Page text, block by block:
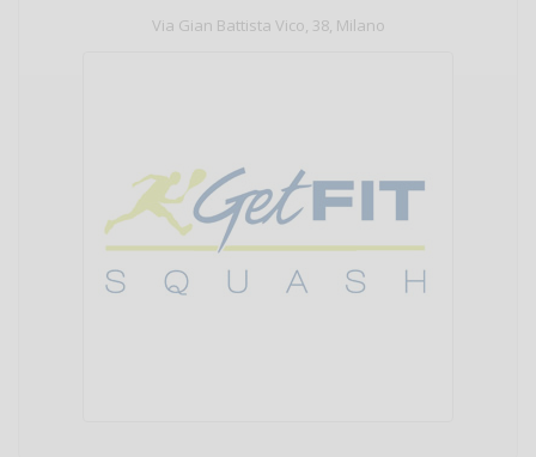
Via Gian Battista Vico, 38, Milano